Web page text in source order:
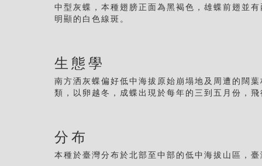
中型灰蝶，本種翅膀正面為黑褐色，雄蝶前翅並
明顯的白色線斑。
生態學
南方洒灰蝶偏好低中海拔原始崩塌地及周遭的闊
類，以卵越冬，成蝶出現於每年的三到五月份，
分布
本種於臺灣分布於北部至中部的低中海拔山區，